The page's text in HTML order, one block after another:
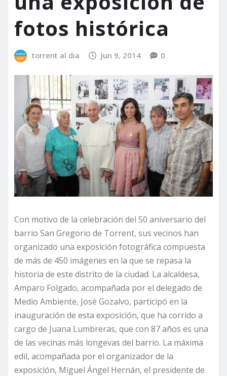
fotos histórica
torrent al dia Jun 9, 2014 0
Con motivo de la celebración del 50 aniversario del
barrio San Gregorio de Torrent, sus vecinos han
organizado una exposición fotográfica compuesta
de más de 450 imágenes en la que se repasa la
historia de este distrito de la ciudad. La alcaldesa,
Amparo Folgado, acompañada por el delegado de
Medio Ambiente, José Gozalvo, participó en la
inauguración de esta exposición, que ha corrido a
cargo de Juana Lumbreras, que con 87 años es una
de las vecinas más longevas del barrio. La máxima
edil, acompañada por el organizador de la
exposición, Miguel Ángel Hernán, el presidente de